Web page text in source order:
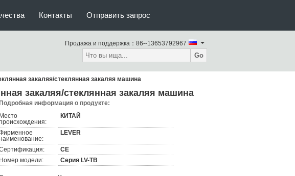
Контакты Отправить запрос
Продажа и поддержка： 86--13653792967
Go
закаляя/стеклянная закаляя машина
закаляя/стеклянная закаляя машина
Подробная информация о продукте:
Место
КИТАЙ
LEVER
CE
Номер модели:
Серия LV-TB